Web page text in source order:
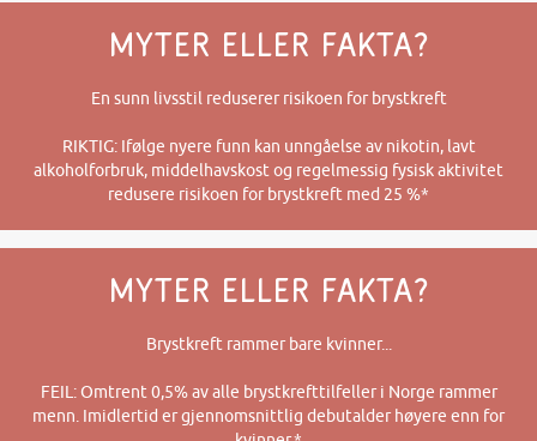
MYTER ELLER FAKTA?​
En sunn livsstil reduserer risikoen for brystkreft
RIKTIG: Ifølge nyere funn kan unngåelse av nikotin, lavt
alkoholforbruk, middelhavskost og regelmessig fysisk aktivitet
redusere risikoen for brystkreft med 25 %*
MYTER ELLER FAKTA?​
Brystkreft rammer bare kvinner...
FEIL: Omtrent 0,5% av alle brystkrefttilfeller i Norge rammer
menn. Imidlertid er gjennomsnittlig debutalder høyere enn for